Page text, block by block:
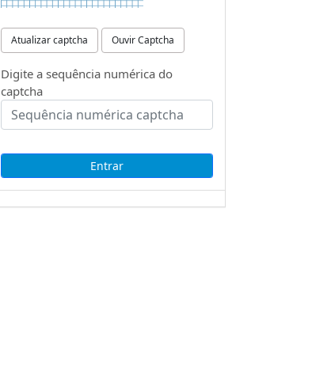
Atualizar captcha Ouvir Captcha
Digite a sequência numérica do
captcha